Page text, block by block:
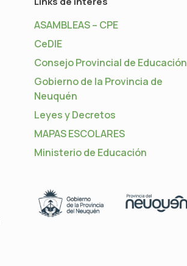
ASAMBLEAS – CPE
CeDIE
Consejo Provincial de Educación
Gobierno de la Provincia de
Neuquén
Leyes y Decretos
MAPAS ESCOLARES
Ministerio de Educación